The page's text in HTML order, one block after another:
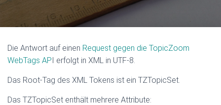
Die Antwort auf einen Request gegen die TopicZoom
WebTags API erfolgt in XML in UTF-8.
Das Root-Tag des XML Tokens ist ein TZTopicSet.
Das TZTopicSet enthält mehrere Attribute: